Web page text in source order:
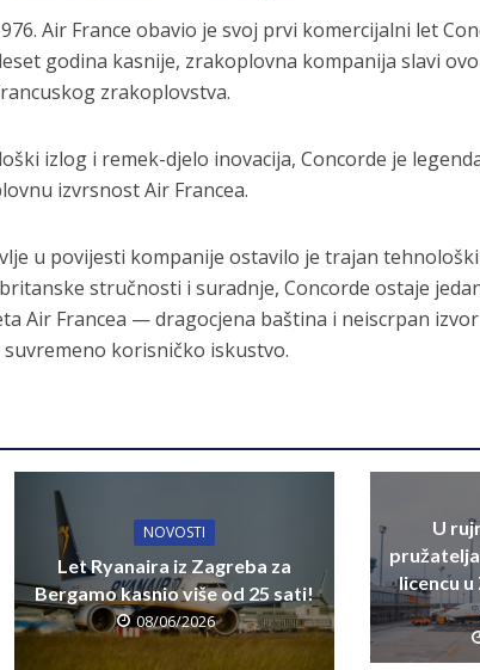
Air France obavio je svoj prvi komercijalni let
godina kasnije, zrakoplovna kompanija slavi
zrakoplovstva.
izlog i remek-djelo inovacija, Concorde je
izvrsnost Air Francea.
u povijesti kompanije ostavilo je trajan
stručnosti i suradnje, Concorde ostaje
Air Francea — dragocjena baština i neiscrpan
korisničko iskustvo.
NOVOSTI
Let Ryanaira iz Zagreba za
Bergamo kasnio više od 25 sati!
08/06/2026
U
licencu